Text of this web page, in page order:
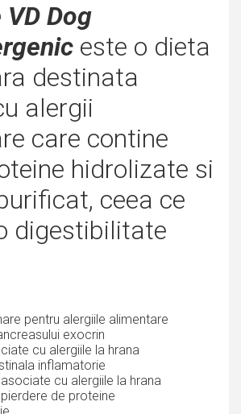
Dog
este o dieta
destinata
alergii
care contine
hidrolizate si
ceea ce
digestibilitate
pentru alergiile alimentare
exocrin
cu alergiile la hrana
inflamatorie
cu alergiile la hrana
de proteine